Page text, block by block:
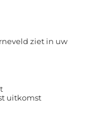
ziet in uw
uitkomst